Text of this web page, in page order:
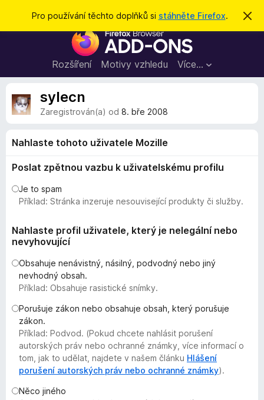
Pro používání těchto doplňků si stáhněte Firefox.
S
r
D
o
p
l
o
p
h
í
e
e
F
i
r
e
f
o
Rozšíření Motivy vzhledu Více…
Přihlásit se
sylecn
Zaregistrován(a) od 8. bře 2008
Nahlaste tohoto uživatele Mozille
Poslat zpětnou vazbu k uživatelskému profilu
Je to spam
Příklad: Stránka inzeruje nesouvisející produkty či služby.
Nahlaste profil uživatele, který je nelegální nebo
nevyhovující
Obsahuje nenávistný, násilný, podvodný nebo jiný
nevhodný obsah.
Příklad: Obsahuje rasistické snímky.
Porušuje zákon nebo obsahuje obsah, který porušuje
zákon.
Příklad: Podvod. (Pokud chcete nahlásit porušení
autorských práv nebo ochranné známky, více informací o
tom, jak to udělat, najdete v našem článku Hlášení
porušení autorských práv nebo ochranné známky).
Něco jiného